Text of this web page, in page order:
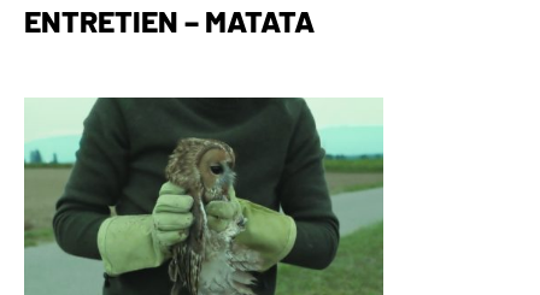
ENTRETIEN – MATATA